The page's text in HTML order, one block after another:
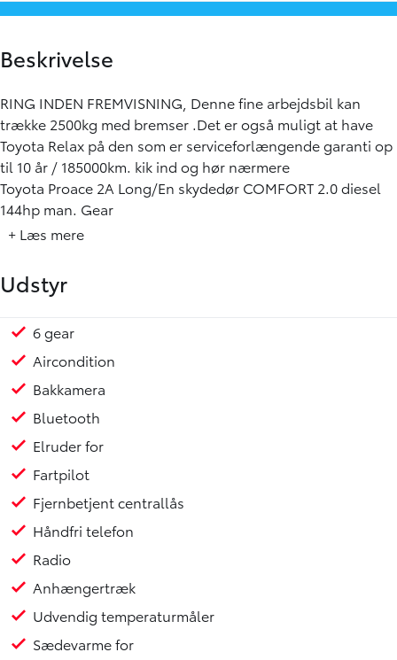
Beskrivelse
RING INDEN FREMVISNING, Denne fine arbejdsbil kan
trække 2500kg med bremser .Det er også muligt at have
Toyota Relax på den som er serviceforlængende garanti op
til 10 år / 185000km. kik ind og hør nærmere
Toyota Proace 2A Long/En skydedør COMFORT 2.0 diesel
144hp man. Gear
+ Læs mere
Udstyr
6 gear
Aircondition
Bakkamera
Bluetooth
Elruder for
Fartpilot
Fjernbetjent centrallås
Håndfri telefon
Radio
Anhængertræk
Udvendig temperaturmåler
Sædevarme for
Kopholder